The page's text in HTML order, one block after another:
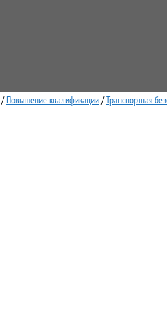
/Повышение квалификации/Транспортная